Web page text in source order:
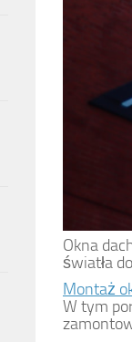
Okna
światła
Montaż
W tym